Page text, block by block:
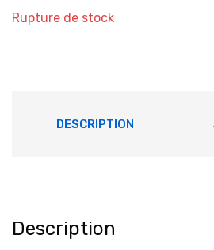
Rupture de stock
DESCRIPTION
Description